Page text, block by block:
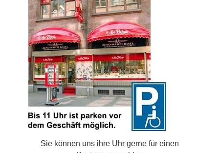
Sie können uns ihre Uhr gerne für einen